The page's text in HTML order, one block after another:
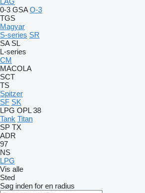
0-3 GSA O-3
TGS
Magyar
S-series SR
SA SL
L-series
CM
MACOLA
SCT
TS
Spitzer
SF SK
LPG OPL 38
Tank Titan
SP TX
ADR
97
NS
LPG
Vis alle
Sted
Søg inden for en radius